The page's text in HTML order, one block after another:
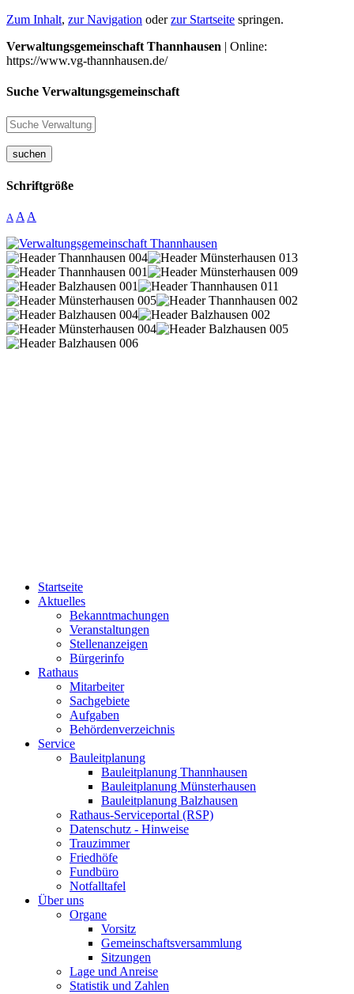
Zum Inhalt, zur Navigation oderzur Startseite springen.
Verwaltungsgemeinschaft Thannhausen | Online:
https://www.vg-thannhausen.de/
Suche Verwaltungsgemeinschaft
suchen
Schriftgröße
A A A
Startseite
Aktuelles
Bekanntmachungen
Veranstaltungen
Stellenanzeigen
Bürgerinfo
Rathaus
Mitarbeiter
Sachgebiete
Aufgaben
Behördenverzeichnis
Service
Bauleitplanung
Bauleitplanung Thannhausen
Bauleitplanung Münsterhausen
Bauleitplanung Balzhausen
Rathaus-Serviceportal (RSP)
Datenschutz - Hinweise
Trauzimmer
Friedhöfe
Fundbüro
Notfalltafel
Über uns
Organe
Vorsitz
Gemeinschaftsversammlung
Sitzungen
Lage und Anreise
Statistik und Zahlen